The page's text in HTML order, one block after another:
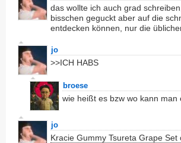
das wollte ich auch grad
bisschen geguckt aber auf die
entdecken können, nur die
jo
>>ICH HABS
broese
wie heißt es bzw wo kann man
jo
Kracie Gummy Tsureta Grape Set